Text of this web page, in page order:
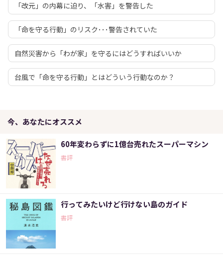
「改元」の内幕に迫り、「水害」を警告した
「命を守る行動」のリスク･･･警告されていた
自然災害から「わが家」を守るにはどうすればいいか
台風で「命を守る行動」とはどういう行動なのか？
今、あなたにオススメ
60年変わらずに1億台売れたスーパーマシン
書評
行ってみたいけど行けない島のガイド
書評